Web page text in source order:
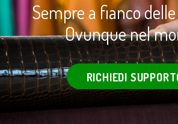
Sempre a fianco
Ovunque nel
RICHIEDI